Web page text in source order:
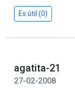
Es útil (0)
agatita-21
27-02-2008